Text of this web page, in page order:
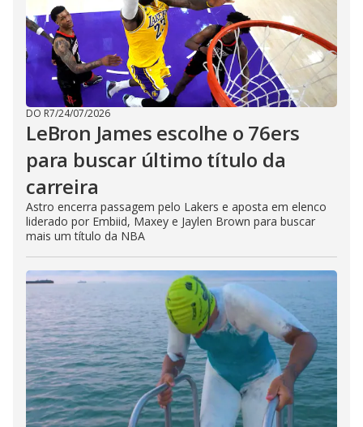
DO R7/24/07/2026
LeBron James escolhe o 76ers
para buscar último título da
carreira
Astro encerra passagem pelo Lakers e aposta em elenco
liderado por Embiid, Maxey e Jaylen Brown para buscar
mais um título da NBA